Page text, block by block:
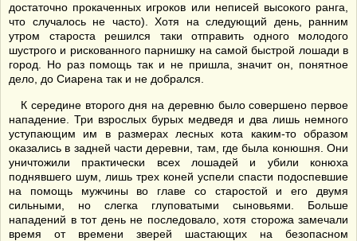
достаточно прокаченных игроков или неписей высокого ранга,
что случалось не часто). Хотя на следующий день, ранним
утром староста решился таки отправить одного молодого
шустрого и рискованного парнишку на самой быстрой лошади в
город. Но раз помощь так и не пришла, значит он, понятное
дело, до Сиарена так и не добрался.
К середине второго дня на деревню было совершено первое
нападение. Три взрослых бурых медведя и два лишь немного
уступающим им в размерах лесных кота каким-то образом
оказались в задней части деревни, там, где была конюшня. Они
уничтожили практически всех лошадей и убили конюха
поднявшего шум, лишь трех коней успели спасти подоспевшие
на помощь мужчины во главе со старостой и его двумя
сильными, но слегка глуповатыми сыновьями. Больше
нападений в тот день не последовало, хотя сторожа замечали
время от времени зверей шастающих на безопасном